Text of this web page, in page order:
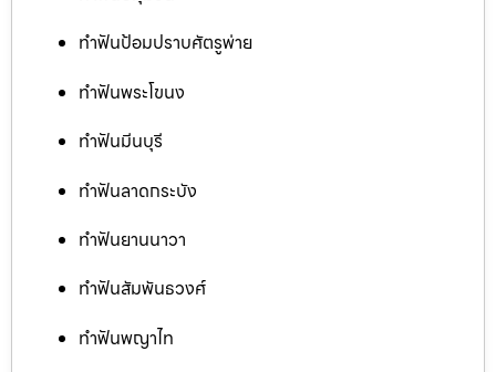
ทำฟันป้อมปราบศัตรูพ่าย
ทำฟันพระโขนง
ทำฟันมีนบุรี
ทำฟันลาดกระบัง
ทำฟันยานนาวา
ทำฟันสัมพันธวงศ์
ทำฟันพญาไท